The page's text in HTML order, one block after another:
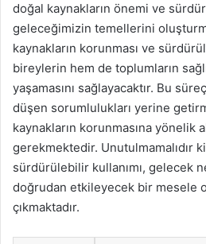
doğal kaynakların önemi ve
geleceğimizin temellerini
kaynakların korunması ve
bireylerin hem de toplumların
yaşamasını sağlayacaktır. Bu
düşen sorumlulukları yerine
kaynakların korunmasına yönelik
gerekmektedir. Unutulmamalıdır
sürdürülebilir kullanımı, gelecek
doğrudan etkileyecek bir mesele
çıkmaktadır.